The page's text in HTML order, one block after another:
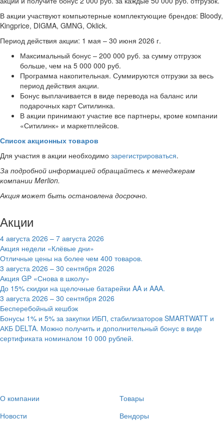
В акции участвуют компьютерные комплектующие брендов: Bloody,
Kingprice, DIGMA, GMNG, Oklick.
Период действия акции: 1 мая – 30 июня 2026 г.
Максимальный бонус – 200 000 руб. за сумму отгрузок
больше, чем на 5 000 000 руб.
Программа накопительная. Суммируются отгрузки за весь
период действия акции.
Бонус выплачивается в виде перевода на баланс или
подарочных карт Ситилинка.
В акции принимают участие все партнеры, кроме компании
«Ситилинк» и маркетплейсов.
Список акционных товаров
Для участия в акции необходимо зарегистрироваться.
За подробной информацией обращайтесь к менеджерам
компании Merlion.
Акция может быть остановлена досрочно.
Акции
4 августа 2026 – 7 августа 2026
Акция недели «Клёвые дни»
Отличные цены на более чем 400 товаров.
3 августа 2026 – 30 сентября 2026
Акция GP «Снова в школу»
До 15% скидки на щелочные батарейки AA и AAA.
3 августа 2026 – 30 сентября 2026
Бесперебойный кешбэк
Бонусы 1% и 5% за закупки ИБП, стабилизаторов SMARTWATT и
АКБ DELTA. Можно получить и дополнительный бонус в виде
сертификата номиналом 10 000 рублей.
О компании
Новости
Товары
Вендоры